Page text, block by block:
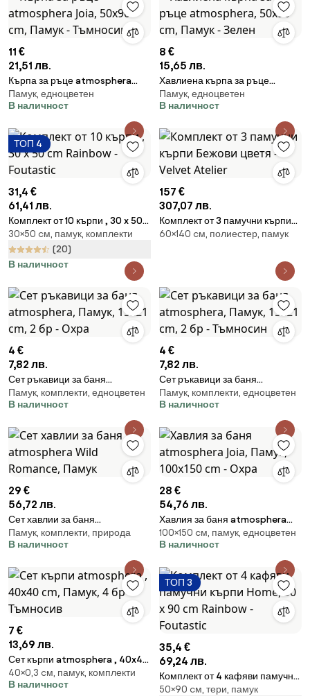
11 €
21,51 лв.
Кърпа за ръце atmosphera
Joia, 50x90 cm, Памук -
Тъмносив
Памук, едноцветен
В наличност
8 €
15,65 лв.
Хавлиена кърпа за ръце
atmosphera, 50x90 cm, Памук
- Зелен
Памук, едноцветен
В наличност
ТОП 4
31,4 €
61,41 лв.
Комплект от 10 кърпи , 30 x 50
cm Rainbow - Foutastic
30×50 cм, памук, комплекти
(20)
В наличност
157 €
307,07 лв.
Комплект от 3 памучни кърпи
Бежови цветя - Velvet Atelier
60×140 cм, полиестер, памук
4 €
7,82 лв.
Сет ръкавици за баня
atmosphera, Памук, 15x21 cm, 2
бр - Охра
Памук, комплекти, едноцветен
В наличност
4 €
7,82 лв.
Сет ръкавици за баня
atmosphera, Памук, 15x21 cm, 2
бр - Тъмносин
Памук, комплекти, едноцветен
В наличност
29 €
56,72 лв.
Сет хавлии за баня
atmosphera Wild Romance,
Памук
Памук, комплекти, природа
В наличност
28 €
54,76 лв.
Хавлия за баня atmosphera
Joia, Памук, 100x150 cm - Охра
100×150 cм, памук, едноцветен
В наличност
7 €
13,69 лв.
Сет кърпи atmosphera , 40x40
cm, Памук, 4 бр - Тъмносив
40×0,3 cм, памук, комплекти
В наличност
ТОП 3
35,4 €
69,24 лв.
Комплект от 4 кафяви памучни
кърпи Home, 50 x 90 cm
50×90 cм, тери, памук